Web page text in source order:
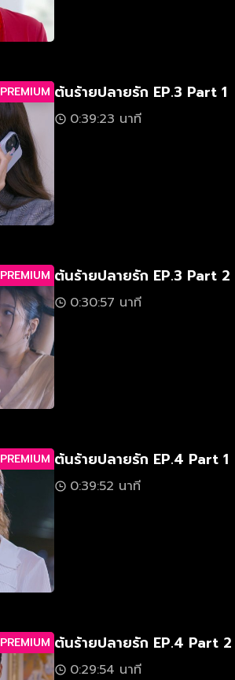
PREMIUM ต้นร้ายปลายรัก EP.3 Part 1
0:39:23 นาที
PREMIUM ต้นร้ายปลายรัก EP.3 Part 2
0:30:57 นาที
PREMIUM ต้นร้ายปลายรัก EP.4 Part 1
0:39:52 นาที
PREMIUM ต้นร้ายปลายรัก EP.4 Part 2
0:29:54 นาที